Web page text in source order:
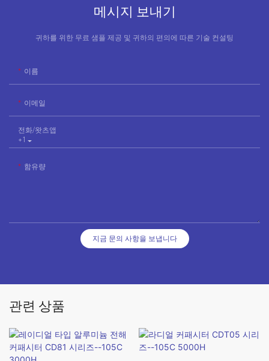
메시지 보내기
귀하를 위한 무료 샘플 제공 및 귀하의 편의에 따른 기술 컨설팅
이름
이메일
+1
전화/왓츠앱
함유량
지금 문의 사항을 보냅니다
관련 상품